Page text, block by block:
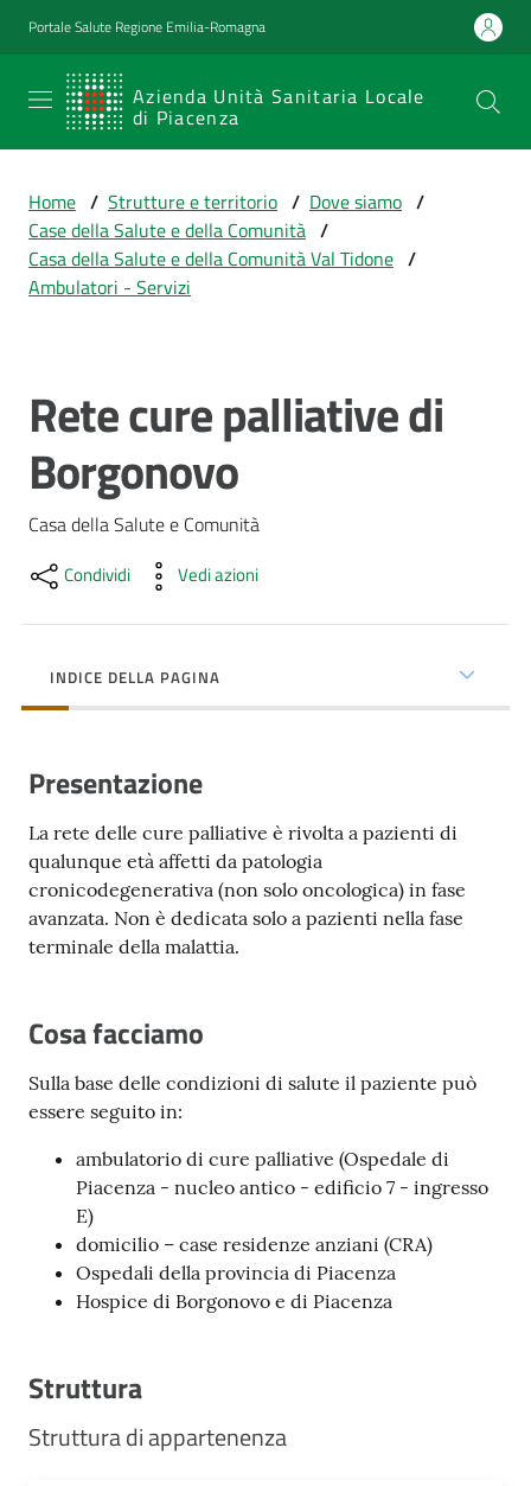
Vai al contenuto
Vai alla navigazione
Vai al footer
Portale Salute Regione Emilia-Romagna
Azienda Unità Sanitaria Locale
di Piacenza
SERVIZIO
SANITARIO
Emilia-
Romagna
Azienda Unità
Sanitaria Locale
Prestazioni
e
percorsi
di
cura
per...
Strutture
territorio
Studiare
Costruiamo
Salute
Novità
Imprese
Home / Strutture e territorio / Dove siamo /
Case della Salute e della Comunità /
Casa della Salute e della Comunità Val Tidone /
Ambulatori - Servizi
Salta al contenuto
Rete cure palliative di
Borgonovo
Casa della Salute e Comunità
Condividi Vedi azioni
INDICE DELLA PAGINA
Presentazione
La rete delle cure palliative è rivolta a pazienti di
qualunque età affetti da patologia
cronicodegenerativa (non solo oncologica) in fase
avanzata. Non è dedicata solo a pazienti nella fase
terminale della malattia.
Cosa facciamo
Sulla base delle condizioni di salute il paziente può
essere seguito in:
ambulatorio di cure palliative (Ospedale di
Piacenza - nucleo antico - edificio 7 - ingresso
E)
domicilio – case residenze anziani (CRA)
Ospedali della provincia di Piacenza
Hospice di Borgonovo e di Piacenza
Struttura
Struttura di appartenenza